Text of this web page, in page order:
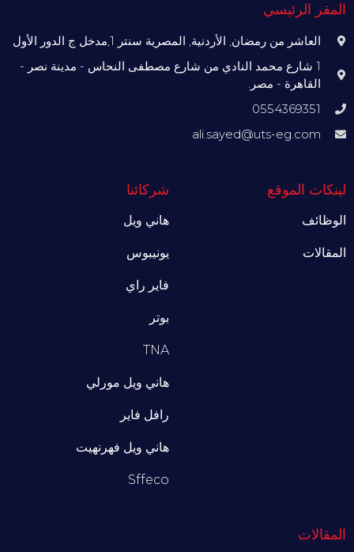
المقر الرئيسي
العاشر من رمضان, الأردنية, المصرية سنتر 1,مدخل ج الدور الأول
1 شارع محمد النادي من شارع مصطفى النحاس - مدينة نصر -
القاهرة - مصر.
0554369351
ali.sayed@uts-eg.com
لينكات الموقع
الوظائف
المقالات
شركائنا
هاني ويل
يونيبوس
فاير راي
بوتر
TNA
هاني ويل مورلي
رافل فاير
هاني ويل فهرنهيت
Sffeco
المقالات